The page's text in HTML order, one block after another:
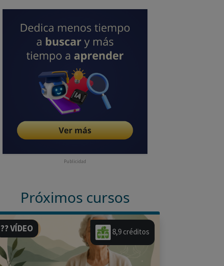
Publicidad
Próximos cursos
8,9 créditos
?? VÍDEO